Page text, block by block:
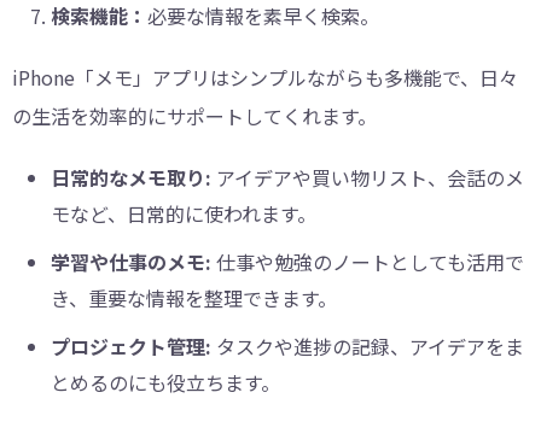
検索機能： 必要な情報を素早く検索。
iPhone「メモ」アプリはシンプルながらも多機能で、日々
の生活を効率的にサポートしてくれます。
日常的なメモ取り: アイデアや買い物リスト、会話のメ
モなど、日常的に使われます。
学習や仕事のメモ: 仕事や勉強のノートとしても活用で
き、重要な情報を整理できます。
プロジェクト管理: タスクや進捗の記録、アイデアをま
とめるのにも役立ちます。